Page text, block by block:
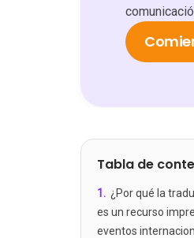
Tabla de
1 . ¿Por qué la
es un recurso
eventos